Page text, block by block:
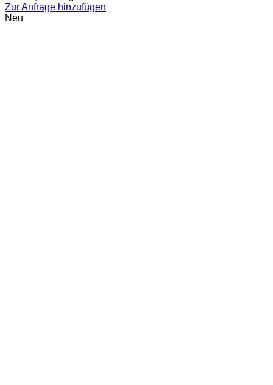
Zur Anfrage hinzufügen
Neu